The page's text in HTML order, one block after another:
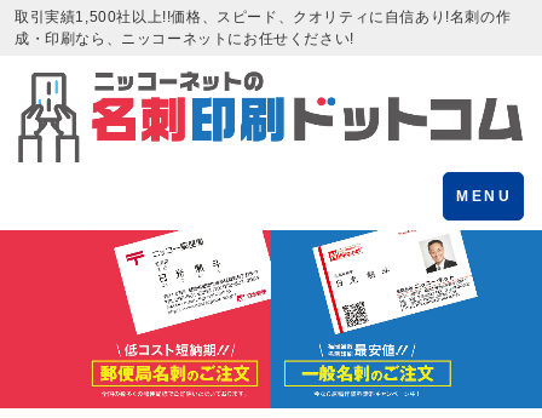
取引実績1,500社以上!!価格、スピード、クオリティに自信あり!名刺の作
成・印刷なら、ニッコーネットにお任せください!
Toggle
navigation
MENU